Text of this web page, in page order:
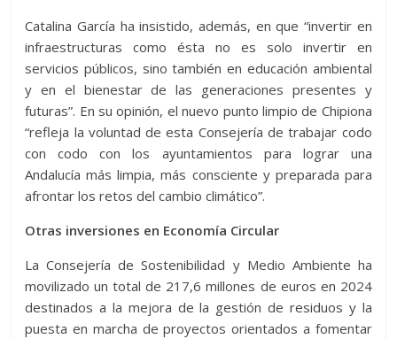
Catalina García ha insistido, además, en que “invertir en
infraestructuras como ésta no es solo invertir en
servicios públicos, sino también en educación ambiental
y en el bienestar de las generaciones presentes y
futuras”. En su opinión, el nuevo punto limpio de Chipiona
“refleja la voluntad de esta Consejería de trabajar codo
con codo con los ayuntamientos para lograr una
Andalucía más limpia, más consciente y preparada para
afrontar los retos del cambio climático”.
Otras inversiones en Economía Circular
La Consejería de Sostenibilidad y Medio Ambiente ha
movilizado un total de 217,6 millones de euros en 2024
destinados a la mejora de la gestión de residuos y la
puesta en marcha de proyectos orientados a fomentar